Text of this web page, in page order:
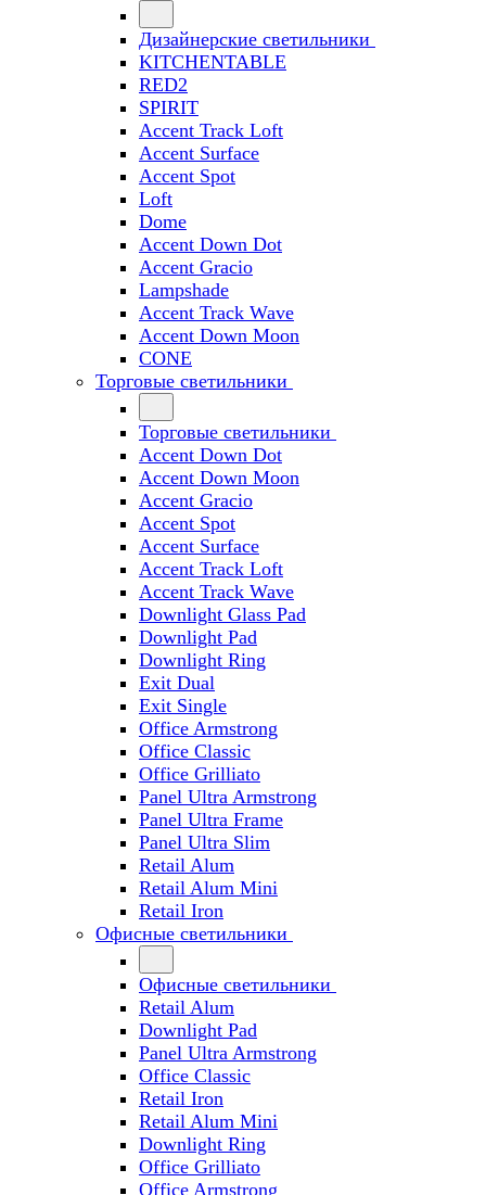
Дизайнерские светильники
KITCHENTABLE
RED2
SPIRIT
Accent Track Loft
Accent Surface
Accent Spot
Loft
Dome
Accent Down Dot
Accent Gracio
Lampshade
Accent Track Wave
Accent Down Moon
CONE
Торговые светильники
Торговые светильники
Accent Down Dot
Accent Down Moon
Accent Gracio
Accent Spot
Accent Surface
Accent Track Loft
Accent Track Wave
Downlight Glass Pad
Downlight Pad
Downlight Ring
Exit Dual
Exit Single
Office Armstrong
Office Classic
Office Grilliato
Panel Ultra Armstrong
Panel Ultra Frame
Panel Ultra Slim
Retail Alum
Retail Alum Mini
Retail Iron
Офисные светильники
Офисные светильники
Retail Alum
Downlight Pad
Panel Ultra Armstrong
Office Classic
Retail Iron
Retail Alum Mini
Downlight Ring
Office Grilliato
Office Armstrong